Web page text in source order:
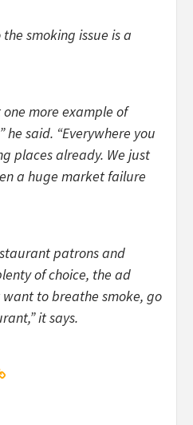
smoking issue is a
more example of
he said. “Everywhere you
places already. We just
a huge market failure
patrons and
of choice, the ad
want to breathe smoke, go
it says.